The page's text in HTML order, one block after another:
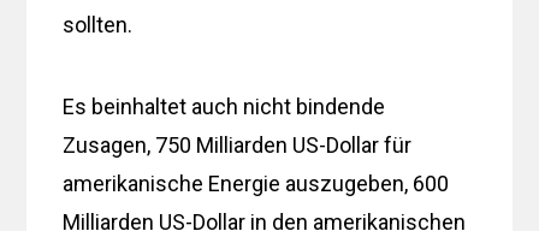
sollten.
Es beinhaltet auch nicht bindende
Zusagen, 750 Milliarden US-Dollar für
amerikanische Energie auszugeben, 600
Milliarden US-Dollar in den amerikanischen